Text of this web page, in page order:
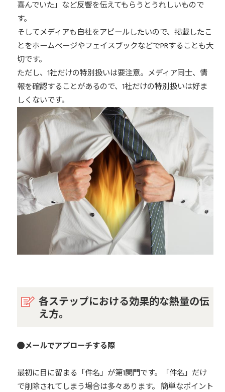
喜んでいた」など反響を伝えてもらうとうれしいもので
す。
そしてメディアも自社をアピールしたいので、掲載したこ
とをホームページやフェイスブックなどでPRすることも大
切です。
ただし、1社だけの特別扱いは要注意。メディア同士、情
報を確認することがあるので、1社だけの特別扱いは好ま
しくないです。
各ステップにおける効果的な熱量の伝
え方。
メールでアプローチする際
最初に目に留まる「件名」が第1関門です。「件名」だけ
で削除されてしまう場合は多々あります。 簡単なポイント